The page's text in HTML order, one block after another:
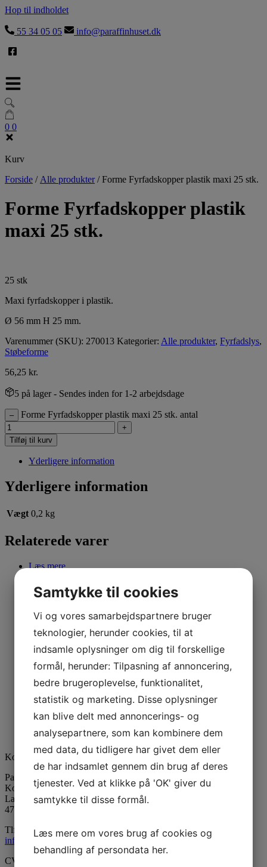
Hop til indholdet
55 34 05 05 info@paraffinhuset.dk
0 0
Kurv
Forside / Alle produkter /Forme Fyrfadskopper plastik maxi 25 stk.
Forme Fyrfadskopper plastik
maxi 25 stk.
25 stk
Maxi fyrfadskopper i plastik.
Ø 56 mm H 25 mm.
Varenummer (SKU): 270013 Kategorier: Alle produkter, Fyrfadslys,
Støbeforme
56,25 kr.
5 på lager - Sendes inden for 1-2 arbejdsdage
– Forme Fyrfadskopper plastik maxi 25 stk. antal
+
Tilføj til kurv
Yderligere information
Yderligere information
Vægt 0,2 kg
Relaterede varer
Læs mere
Voksede væger på fod
Væger på fod, 35 mm, TL 21,
paraffin, 100 stk
35,00kr.
Læs mere
Pastiller
Paraffin HW 5603.
51,00kr.–720,00kr.
Kontaktinformation
Paraffinhuset A/S
Kontor: Orevej 211
Lager: Tandhjulet 5
4760 Vordingborg
Tlf:
55 34 05 05
info@paraffinhuset.dk
CVR: 37290505
Samtykke til cookies
Vi og vores samarbejdspartnere bruger
teknologier, herunder cookies, til at
indsamle oplysninger om dig til forskellige
formål, herunder: Tilpasning af annoncering,
bedre brugeroplevelse, funktionalitet,
statistik og marketing. Disse oplysninger
kan blive delt med annoncerings- og
analysepartnere, som kan kombinere dem
med data, du tidligere har givet dem eller
de har indsamlet gennem din brug af deres
tjenester. Ved at klikke på 'OK' giver du
samtykke til disse formål.
Læs mere om vores brug af cookies og
behandling af persondata her.